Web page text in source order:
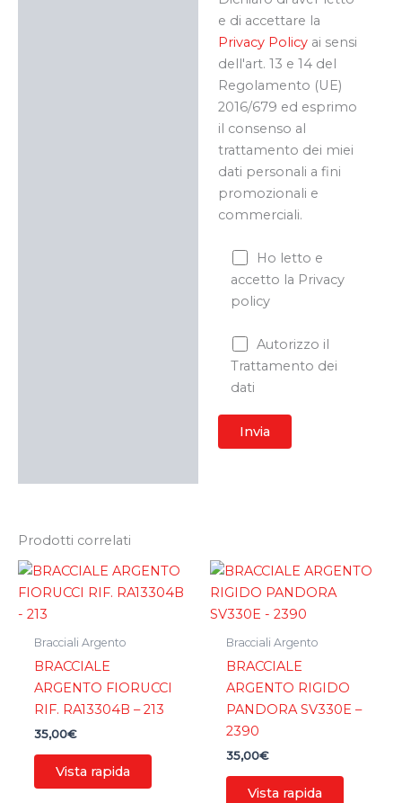
e di accettare la
Privacy Policyai sensi
dell'art. 13 e 14 del
Regolamento (UE)
2016/679 ed esprimo
il consenso al
trattamento dei miei
dati personali a fini
promozionali e
commerciali.
Ho letto e
accetto la Privacy
policy
Autorizzo il
Trattamento dei
dati
Prodotti correlati
Bracciali Argento
BRACCIALE
ARGENTO FIORUCCI
RIF. RA13304B – 213
35,00€
Vista rapida
Bracciali Argento
BRACCIALE
ARGENTO RIGIDO
PANDORA SV330E –
2390
35,00€
Vista rapida